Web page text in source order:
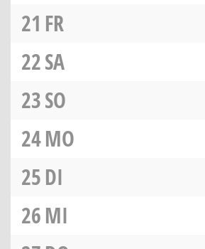
21 FR
22SA
23SO
24MO
25DI
26MI